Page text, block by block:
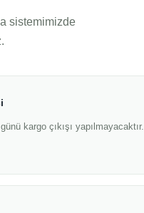
sistemimizde
günü kargo çıkışı yapılmayacaktır.